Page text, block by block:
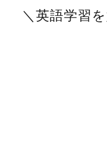
＼英語学習